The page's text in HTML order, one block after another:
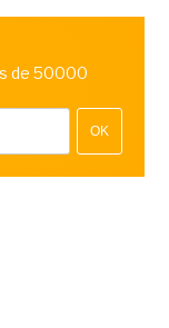
de 50000
OK